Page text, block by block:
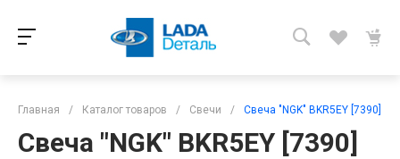
Главная / Каталог товаров / Свечи / Свеча "NGK" BKR5EY [7390]
Свеча "NGK" BKR5EY [7390]